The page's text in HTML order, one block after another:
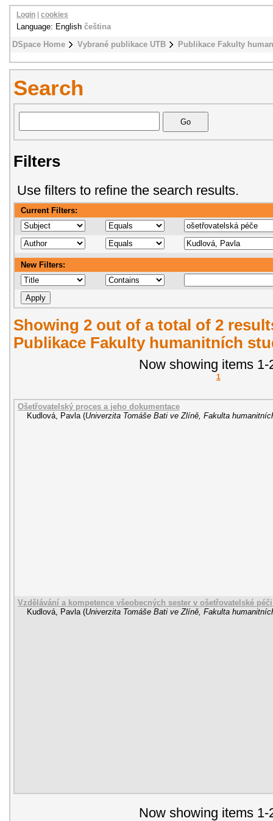
DSpace Home Vybrané publikace UTB Publikace Fakulty
Login cookies
Language: English čeština
Search
Filters
Use filters to refine the search results.
Current Filters:
New Filters:
Showing 2 out of a total of 2
Publikace Fakulty humanitních
Now showing items 1-
1
Ošetřovatelský proces a jeho dokumentace
Kudlová, Pavla (Univerzita Tomáše Bati ve Zlíně, Fakulta
Vzdělávání a kompetence všeobecných sester v ošetřovatelské
Kudlová, Pavla (Univerzita Tomáše Bati ve Zlíně, Fakulta
Now showing items 1-